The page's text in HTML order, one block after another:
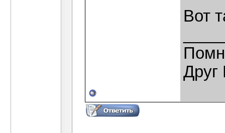
Вот
Друг